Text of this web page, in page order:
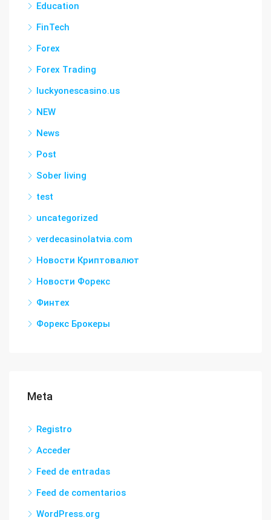
Education
FinTech
Forex
Forex Trading
luckyonescasino.us
NEW
News
Post
Sober living
test
uncategorized
verdecasinolatvia.com
Новости Криптовалют
Новости Форекс
Финтех
Форекс Брокеры
Meta
Registro
Acceder
Feed de entradas
Feed de comentarios
WordPress.org